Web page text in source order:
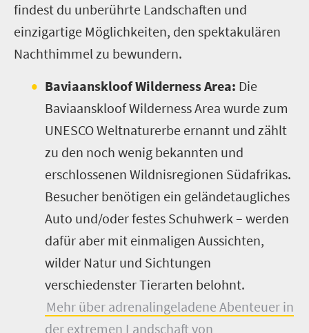
findest du unberührte Landschaften und
einzigartige Möglichkeiten, den spektakulären
Nachthimmel zu bewundern.
Baviaanskloof Wilderness Area: Die
Baviaanskloof Wilderness Area wurde zum
UNESCO Weltnaturerbe ernannt und zählt
zu den noch wenig bekannten und
erschlossenen Wildnisregionen Südafrikas.
Besucher benötigen ein geländetaugliches
Auto und/oder festes Schuhwerk – werden
dafür aber mit einmaligen Aussichten,
wilder Natur und Sichtungen
verschiedenster Tierarten belohnt.
Mehr über adrenalingeladene Abenteuer in
der extremen Landschaft von